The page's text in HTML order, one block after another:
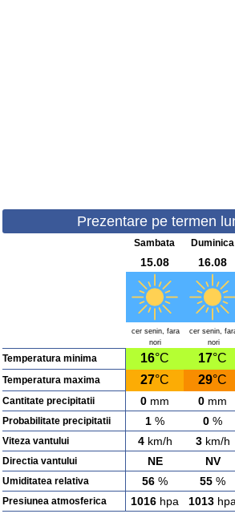
Prezentare pe termen
Sambata Duminica
15.08 16.08
cer senin, fara
nori
cer senin,
nori
Temperatura minima 16°C 17°C
Temperatura maxima 27°C 29°C
Cantitate precipitatii 0 mm 0 mm
Probabilitate precipitatii 1 % 0 %
Viteza vantului 4km/h 3km/h
Directia vantului NE NV
Umiditatea relativa 56 % 55 %
Presiunea atmosferica 1016 hpa 1013 hpa